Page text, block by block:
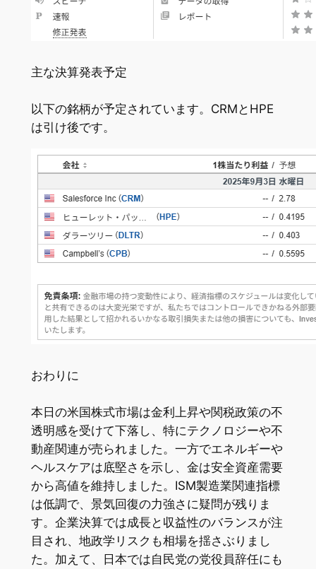
主な決算発表予定
以下の銘柄が予定されています。CRMとHPE
は引け後です。
おわりに
本日の米国株式市場は金利上昇や関税政策の不
透明感を受けて下落し、特にテクノロジーや不
動産関連が売られました。一方でエネルギーや
ヘルスケアは底堅さを示し、金は安全資産需要
から高値を維持しました。ISM製造業関連指標
は低調で、景気回復の力強さに疑問が残りま
す。企業決算では成長と収益性のバランスが注
目され、地政学リスクも相場を揺さぶりまし
た。加えて、日本では自民党の党役員辞任にも